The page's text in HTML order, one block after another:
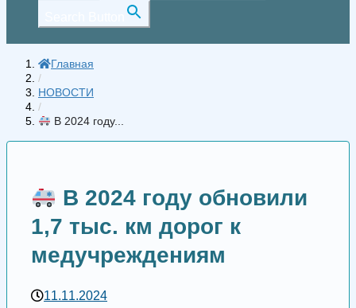
Главная
/
НОВОСТИ
/
В 2024 году...
В 2024 году обновили
1,7 тыс. км дорог к
медучреждениям
11.11.2024